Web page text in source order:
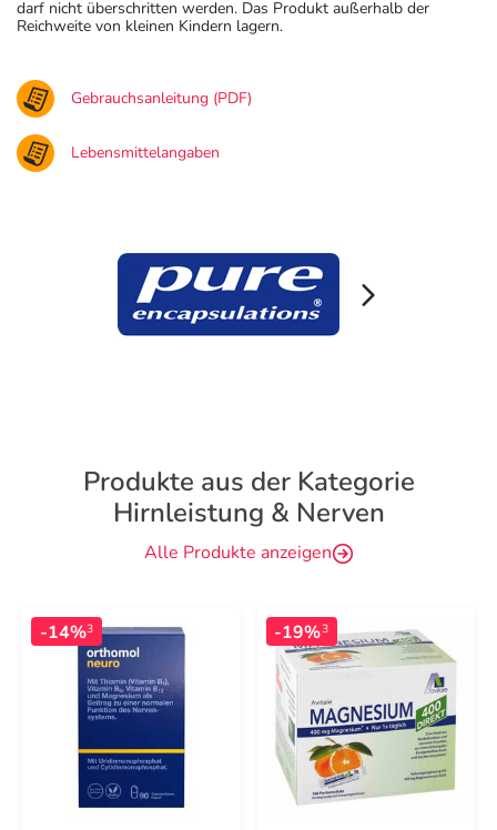
darf nicht überschritten werden. Das Produkt außerhalb der
Reichweite von kleinen Kindern lagern.
Gebrauchsanleitung (PDF)
Lebensmittelangaben
Produkte aus der Kategorie
Hirnleistung & Nerven
Alle Produkte anzeigen
-14%3 -19%3